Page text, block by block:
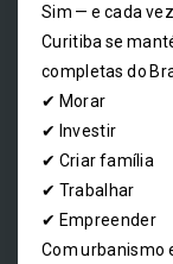
Sim — e cada vez
Curitiba se
completas do
✔ Morar
✔ Investir
✔ Criar família
✔ Trabalhar
✔ Empreender
Com urbanismo